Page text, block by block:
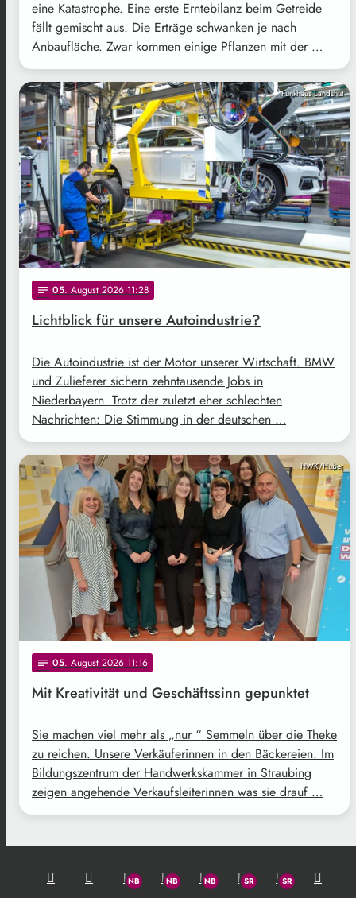
eine Katastrophe. Eine erste Erntebilanz beim Getreide
fällt gemischt aus. Die Erträge schwanken je nach
Anbaufläche. Zwar kommen einige Pflanzen mit der …
Funkhaus Landshut
notes 05. August 2026 11:28
Lichtblick für unsere Autoindustrie?
Die Autoindustrie ist der Motor unserer Wirtschaft. BMW
und Zulieferer sichern zehntausende Jobs in
Niederbayern. Trotz der zuletzt eher schlechten
Nachrichten: Die Stimmung in der deutschen …
HWK/Huber
notes 05. August 2026 11:16
Mit Kreativität und Geschäftssinn gepunktet
Sie machen viel mehr als „nur “ Semmeln über die Theke
zu reichen. Unsere Verkäuferinnen in den Bäckereien. Im
Bildungszentrum der Handwerkskammer in Straubing
zeigen angehende Verkaufsleiterinnen was sie drauf …